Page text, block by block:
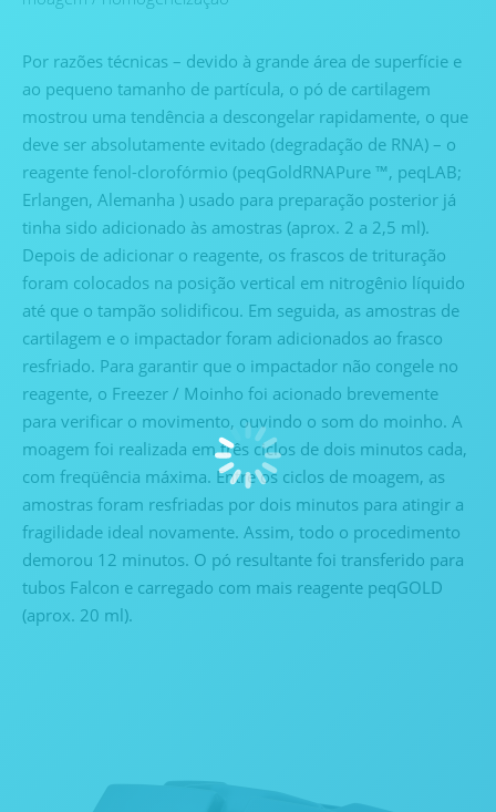
Por razões técnicas – devido à grande área de superfície e
ao pequeno tamanho de partícula, o pó de cartilagem
mostrou uma tendência a descongelar rapidamente, o que
deve ser absolutamente evitado (degradação de RNA) – o
reagente fenol-clorofórmio (peqGoldRNAPure ™, peqLAB;
Erlangen, Alemanha ) usado para preparação posterior já
tinha sido adicionado às amostras (aprox. 2 a 2,5 ml).
Depois de adicionar o reagente, os frascos de trituração
foram colocados na posição vertical em nitrogênio líquido
até que o tampão solidificou. Em seguida, as amostras de
cartilagem e o impactador foram adicionados ao frasco
resfriado. Para garantir que o impactador não congele no
reagente, o Freezer / Moinho foi acionado brevemente
para verificar o movimento, ouvindo o som do moinho. A
moagem foi realizada em três ciclos de dois minutos cada,
com freqüência máxima. Entre os ciclos de moagem, as
amostras foram resfriadas por dois minutos para atingir a
fragilidade ideal novamente. Assim, todo o procedimento
demorou 12 minutos. O pó resultante foi transferido para
tubos Falcon e carregado com mais reagente peqGOLD
(aprox. 20 ml).